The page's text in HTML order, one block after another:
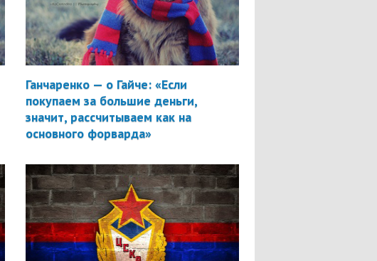
Ганчаренко — о Гайче: «Если
покупаем за большие деньги,
значит, рассчитываем как на
основного форварда»